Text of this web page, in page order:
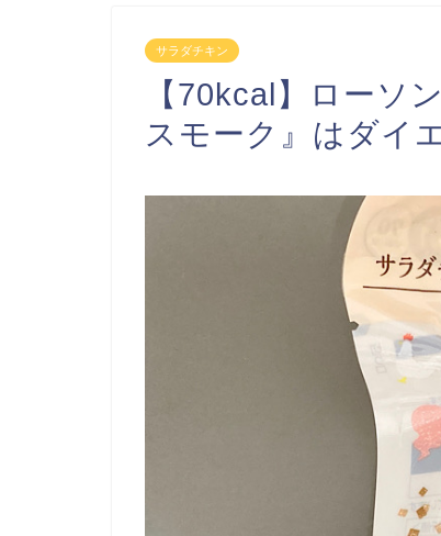
サラダチキン
【70kcal】ローソ
スモーク』はダイ